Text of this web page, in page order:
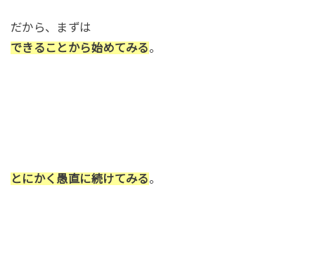
だから、まずは
できることから始めてみる。
とにかく愚直に続けてみる。